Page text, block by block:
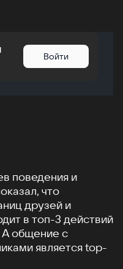
Войти
поведения и
что
друзей и
в топ-3 действий
А общение с
является top-